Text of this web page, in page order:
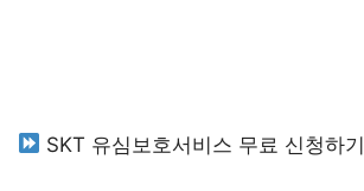
SKT 유심보호서비스 무료 신청하기